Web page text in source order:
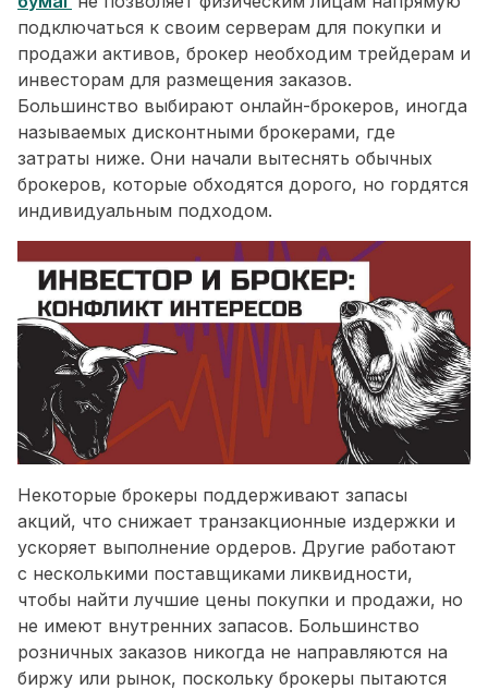
подключаться к своим серверам для покупки и
продажи активов, брокер необходим трейдерам и
инвесторам для размещения заказов.
Большинство выбирают онлайн-брокеров, иногда
называемых дисконтными брокерами, где
затраты ниже. Они начали вытеснять обычных
брокеров, которые обходятся дорого, но гордятся
индивидуальным подходом.
Некоторые брокеры поддерживают запасы
акций, что снижает транзакционные издержки и
ускоряет выполнение ордеров. Другие работают
с несколькими поставщиками ликвидности,
чтобы найти лучшие цены покупки и продажи, но
не имеют внутренних запасов. Большинство
розничных заказов никогда не направляются на
биржу или рынок, поскольку брокеры пытаются